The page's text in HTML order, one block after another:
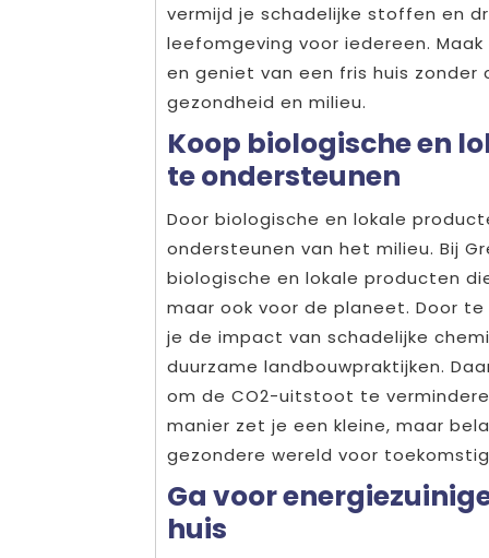
vermijd je schadelijke stoffen en
leefomgeving voor iedereen.
en geniet van een fris huis
gezondheid en milieu.
Koop biologische en
te ondersteunen
Door biologische en lokale
ondersteunen van het milieu. Bij
biologische en lokale producten
maar ook voor de planeet. Door
je de impact van schadelijke
duurzame landbouwpraktijken.
om de CO2-uitstoot te
manier zet je een kleine, maar
gezondere wereld voor
Ga voor
huis